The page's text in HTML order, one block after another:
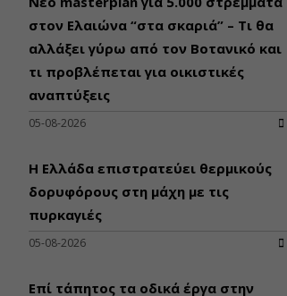
στον Ελαιώνα “στα σκαριά” – Τι θα
αλλάξει γύρω από τον Βοτανικό και
τι προβλέπεται για οικιστικές
αναπτύξεις
05-08-2026
Η Ελλάδα επιστρατεύει θερμικούς
δορυφόρους στη μάχη με τις
πυρκαγιές
05-08-2026
Επί τάπητος τα οδικά έργα στην
Διάρκεια: 14 ώρες
Εισηγητές:
Γραμματή
Τιμή από: